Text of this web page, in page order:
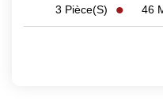
3 Pièce(s) 46